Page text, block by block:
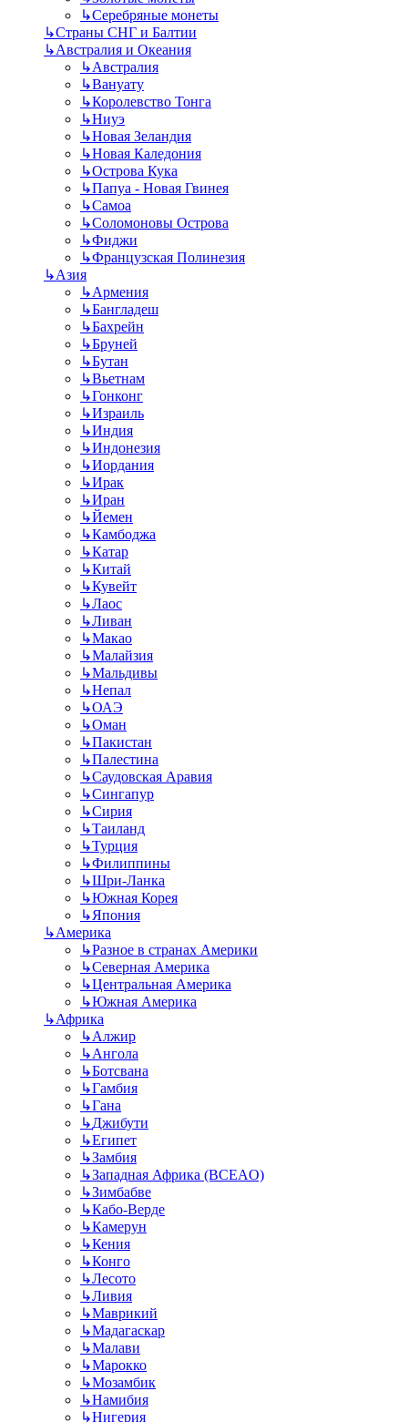
↳Серебряные монеты
↳Страны СНГ и Балтии
↳Австралия и Океания
↳Австралия
↳Вануату
↳Королевство Тонга
↳Ниуэ
↳Новая Зеландия
↳Новая Каледония
↳Острова Кука
↳Папуа - Новая Гвинея
↳Самоа
↳Соломоновы Острова
↳Фиджи
↳Французская Полинезия
↳Азия
↳Армения
↳Бангладеш
↳Бахрейн
↳Бруней
↳Бутан
↳Вьетнам
↳Гонконг
↳Израиль
↳Индия
↳Индонезия
↳Иордания
↳Ирак
↳Иран
↳Йемен
↳Камбоджа
↳Катар
↳Китай
↳Кувейт
↳Лаос
↳Ливан
↳Макао
↳Малайзия
↳Мальдивы
↳Непал
↳ОАЭ
↳Оман
↳Пакистан
↳Палестина
↳Саудовская Аравия
↳Сингапур
↳Сирия
↳Таиланд
↳Турция
↳Филиппины
↳Шри-Ланка
↳Южная Корея
↳Япония
↳Америка
↳Разное в странах Америки
↳Северная Америка
↳Центральная Америка
↳Южная Америка
↳Африка
↳Алжир
↳Ангола
↳Ботсвана
↳Гамбия
↳Гана
↳Джибути
↳Египет
↳Замбия
↳Западная Африка (BCEAO)
↳Зимбабве
↳Кабо-Верде
↳Камерун
↳Кения
↳Конго
↳Лесото
↳Ливия
↳Маврикий
↳Мадагаскар
↳Малави
↳Марокко
↳Мозамбик
↳Намибия
↳Нигерия